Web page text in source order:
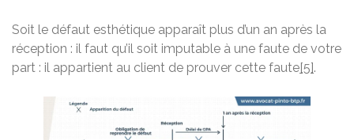
Soit le défaut esthétique apparaît plus d’un an après la
réception : il faut qu’il soit imputable à une faute de votre
part : il appartient au client de prouver cette faute[5].